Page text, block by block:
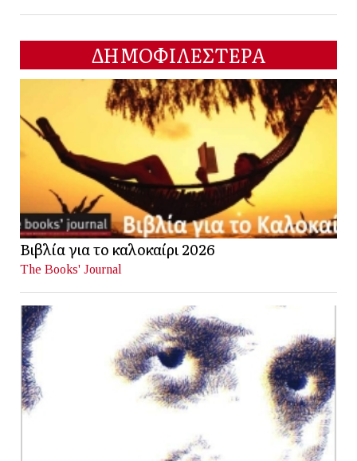
ΔΗΜΟΦΙΛΕΣΤΕΡΑ
Βιβλία για το καλοκαίρι 2026
The Books' Journal